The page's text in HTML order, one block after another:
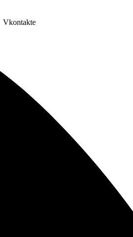
Vkontakte